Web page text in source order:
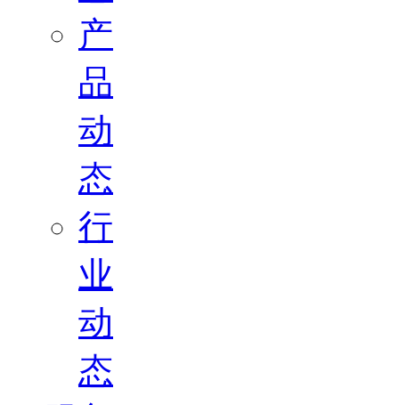
产
品
动
态
行
业
动
态